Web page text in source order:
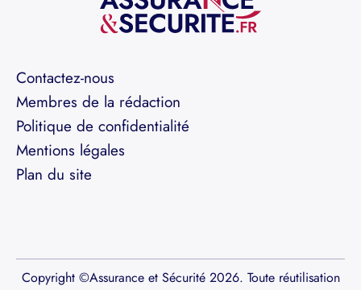
Contactez-nous
Membres de la rédaction
Politique de confidentialité
Mentions légales
Plan du site
Copyright ©Assurance et Sécurité 2026. Toute réutilisation